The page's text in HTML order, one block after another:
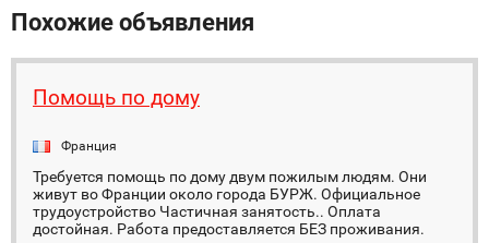
Похожие объявления
Помощь по дому
Франция
Требуется помощь по дому двум пожилым людям. Они
живут во Франции около города БУРЖ. Официальное
трудоустройство Частичная занятость.. Оплата
достойная. Работа предоставляется БЕЗ проживания.